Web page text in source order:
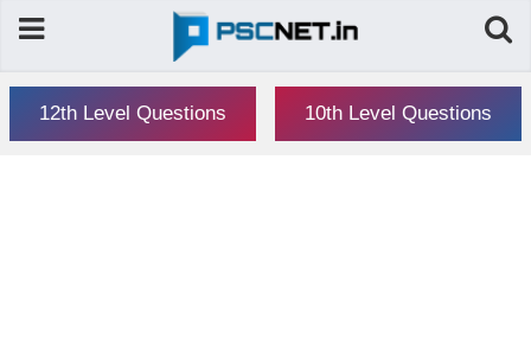
12th Level Questions 10th Level Questions